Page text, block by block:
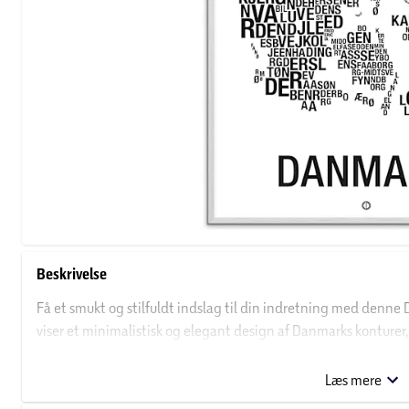
Beskrivelse
Få et smukt og stilfuldt indslag til din indretning med denne
viser et minimalistisk og elegant design af Danmarks
Uanset om du er en stolt dansker eller bare elsker det
Læs mere